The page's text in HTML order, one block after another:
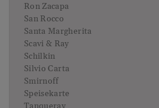
Ron Zacapa
San Rocco
Santa Margherita
Scavi & Ray
Schilkin
Silvio Carta
Smirnoff
Speisekarte